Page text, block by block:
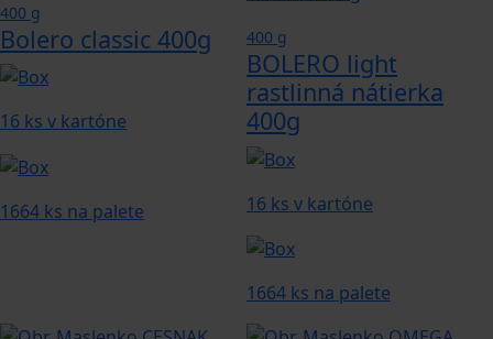
400 g
Bolero classic 400g
16 ks v kartóne
1664 ks na palete
400 g
BOLERO light
rastlinná nátierka
400g
16 ks v kartóne
1664 ks na palete